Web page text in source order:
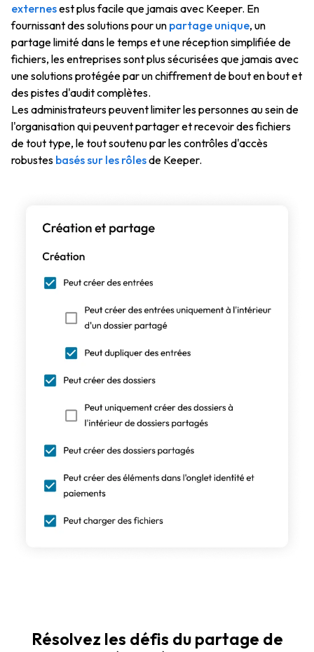
externesest plus facile que jamais avec Keeper. En
fournissant des solutions pour un partage unique, un
partage limité dans le temps et une réception simplifiée de
fichiers, les entreprises sont plus sécurisées que jamais avec
une solutions protégée par un chiffrement de bout en bout et
des pistes d'audit complètes.
Les administrateurs peuvent limiter les personnes au sein de
l'organisation qui peuvent partager et recevoir des fichiers
de tout type, le tout soutenu par les contrôles d'accès
robustes basés sur les rôlesde Keeper.
Résolvez les défis du partage de